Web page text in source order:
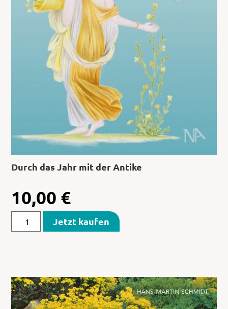
Durch das Jahr mit der Antike
10,00 €
Jetzt kaufen